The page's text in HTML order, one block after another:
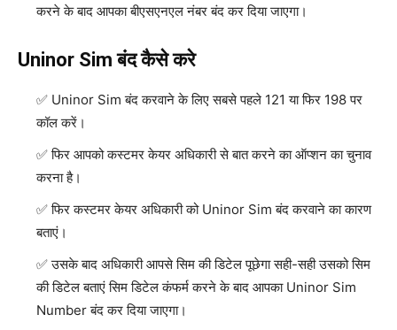
करने के बाद आपका बीएसएनएल नंबर बंद कर दिया जाएगा।
Uninor Sim बंद कैसे करे
Uninor Sim बंद करवाने के लिए सबसे पहले 121 या फिर 198 पर
कॉल करें।
फिर आपको कस्टमर केयर अधिकारी से बात करने का ऑप्शन का चुनाव
करना है।
फिर कस्टमर केयर अधिकारी को Uninor Sim बंद करवाने का कारण
बताएं।
उसके बाद अधिकारी आपसे सिम की डिटेल पूछेगा सही-सही उसको सिम
की डिटेल बताएं सिम डिटेल कंफर्म करने के बाद आपका Uninor Sim
Number बंद कर दिया जाएगा।